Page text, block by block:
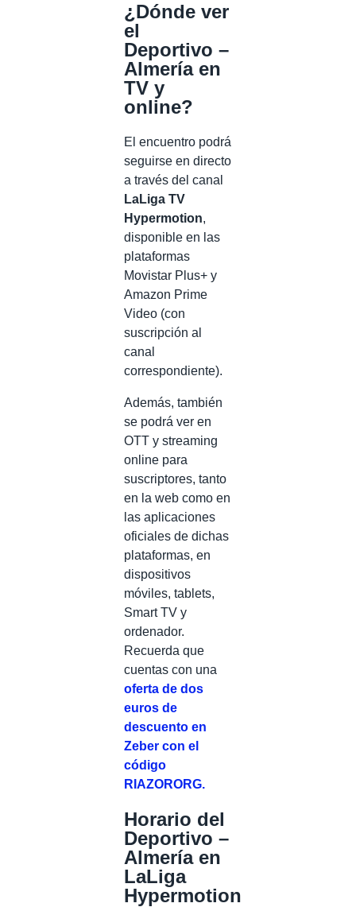
¿Dónde ver
el
Deportivo –
Almería en
TV y
online?
El encuentro podrá
seguirse en directo
a través del canal
LaLiga TV
Hypermotion,
disponible en las
plataformas
Movistar Plus+ y
Amazon Prime
Video (con
suscripción al
canal
correspondiente).
Además, también
se podrá ver en
OTT y streaming
online para
suscriptores, tanto
en la web como en
las aplicaciones
oficiales de dichas
plataformas, en
dispositivos
móviles, tablets,
Smart TV y
ordenador.
Recuerda que
cuentas con una
oferta de dos
euros de
descuento en
Zeber con el
código
RIAZORORG.
Horario del
Deportivo –
Almería en
LaLiga
Hypermotion